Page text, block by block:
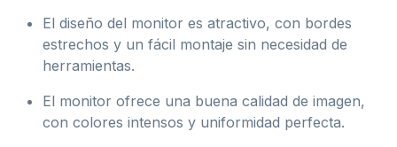
El diseño del monitor es atractivo, con bordes
estrechos y un fácil montaje sin necesidad de
herramientas.
El monitor ofrece una buena calidad de imagen,
con colores intensos y uniformidad perfecta.